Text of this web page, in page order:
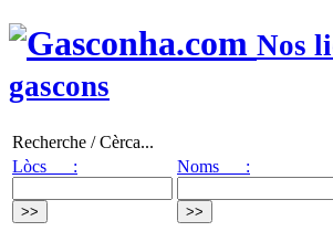
Nos
gascons
Recherche / Cèrca...
Lòcs :
Noms :